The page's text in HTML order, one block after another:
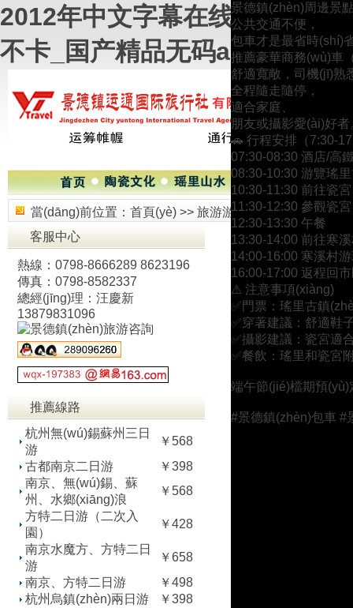
2012年中文字幕在线_99热国
不卡_国产精品无码a∨
當(dāng)前位置： 首頁(yè) >> 旅游游記>>跟團(tuán)游記
客服中心
熱線：0798-8666289 8623196
傳真：0798-8582337
總經(jīng)理：汪慶新
13879831096
推薦線路
杭州無(wú)錫蘇州三日
游
￥568
古都南京二日游
￥398
南京、無(wú)錫、蘇
州、水鄉(xiāng)浪
￥568
方特二日游（二次入
園）
￥428
南京水魔方、方特二日
游
￥658
南京、方特二日游
￥498
杭州烏鎮(zhèn)兩日游
￥398
來(lái)源：景德鎮
方網(wǎng)站
景德鎮(zhèn)周邊景點
公共交通不便，
包車才是最省時(shí)
推薦​​豪華商務(wù)車
舒適寬敞，司機(jī)熟
全程隨走隨停，
適合家庭、
朋友或攝影愛(ài)好者
​​🚗 行程安排（7:30-
​​07:30-08:30​​ 酒店/高鐵
​​08:30-10:30​​ 游覽瑤
​​10:30-11:30​​ 前往​​瓷宮​​
​​11:30-12:30​​ 參觀瓷宮
​​12:30-13:30​​ 午餐
​​13:30-14:00​​ 前往​​寒
​​14:00-16:00​​ 寒溪村
​​16:00-17:00​​ 返程回
​​⚠ 注意事項(xiàng)​​
✅​​門票​​：瑤里古鎮
✅​​穿著建議​​：舒適鞋子
✅​​攝影建議​​：瓷宮適合
​​✅餐飲​​：瑤里和瓷宮附
端午節(jié)檔期預
#景德鎮(zhèn)包車 #